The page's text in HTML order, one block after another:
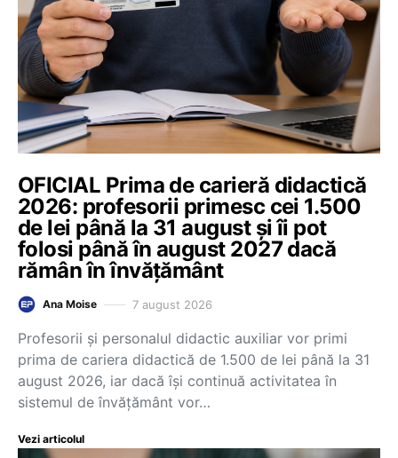
OFICIAL Prima de carieră didactică
2026: profesorii primesc cei 1.500
de lei până la 31 august și îi pot
folosi până în august 2027 dacă
rămân în învățământ
Ana Moise 7 august 2026
Profesorii și personalul didactic auxiliar vor primi
prima de cariera didactică de 1.500 de lei până la 31
august 2026, iar dacă își continuă activitatea în
sistemul de învățământ vor…
Vezi articolul